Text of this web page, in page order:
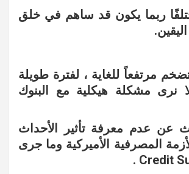
ربما يكون قد ساهم في خلق
مرتفعاً للغاية ، لفترة طويلة
نرى مشكلة هيكلية مع البنوك
عن عدم معرفة تأثير الأحداث
المصرفية الأميركية وما جرى